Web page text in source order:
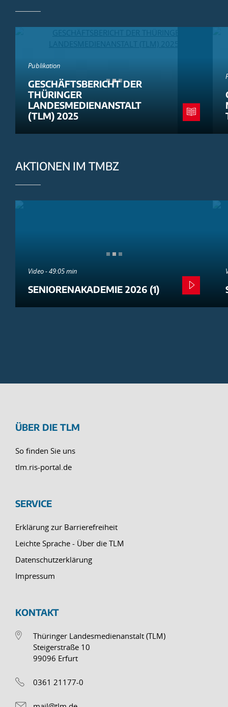
Publikation
GESCHÄFTSBERICHT DER
THÜRINGER
LANDESMEDIENANSTALT
(TLM) 2025
AKTIONEN IM TMBZ
Video - 49:05 min
SENIORENAKADEMIE 2026 (1)
ÜBER DIE TLM
So finden Sie uns
tlm.ris-portal.de
SERVICE
Erklärung zur Barrierefreiheit
Leichte Sprache - Über die TLM
Datenschutzerklärung
Impressum
KONTAKT
Thüringer Landesmedienanstalt (TLM)
Steigerstraße 10
99096 Erfurt
0361 21177-0